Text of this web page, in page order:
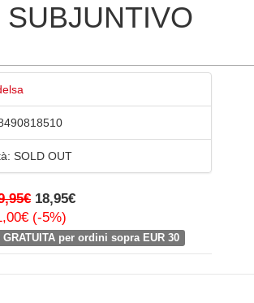
SOLD OUT
18,95€
(-5%)
per ordini sopra EUR 30